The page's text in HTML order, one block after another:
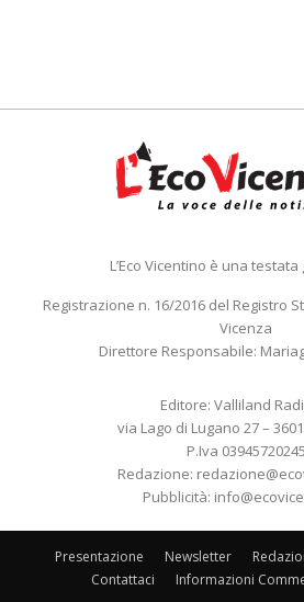
L’Eco Vicentino è una
Registrazione n. 16/2016 del Registro
Vicenza
Direttore Responsabile:
Editore: Valliland
via Lago di Lugano 27 –
P.Iva 03945720245
Redazione:
Pubblicità:
Presentazione Newsletter
Contattaci
Informazioni